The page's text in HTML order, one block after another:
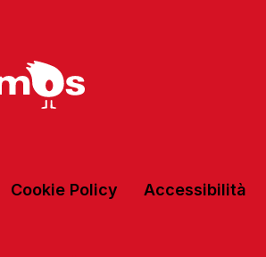
Cookie Policy Accessibilità